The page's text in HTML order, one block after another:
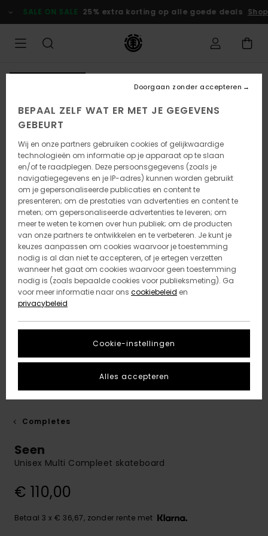
naar
Productinformatie
SALE ON SALE 25% extra korting op alle goede deals
Completes
Seen
Unisex Multi Compleet skateboard
€ 110,00
Betaal 3 x € 36,67, zonder rente met
BEPAAL ZELF WAT ER MET JE GEGEVENS
GEBEURT
Wij en onze partners gebruiken cookies of gelijkwaardige
technologieën om informatie op je apparaat op te slaan
en/of te raadplegen. Deze persoonsgegevens (zoals je
navigatiegegevens en je IP-adres) kunnen worden gebruikt
om je gepersonaliseerde publicaties en content te
presenteren; om de prestaties van advertenties en content te
meten; om gepersonaliseerde advertenties te leveren; om
meer te weten te komen over hun publiek; om de producten
van onze partners te ontwikkelen en te verbeteren. Je kunt je
keuzes aanpassen om cookies waarvoor je toestemming
nodig is al dan niet te accepteren, of je ertegen verzetten
wanneer het gaat om cookies waarvoor geen toestemming
nodig is (zoals bepaalde cookies voor publieksmeting). Ga
voor meer informatie naar ons cookiebeleid en
privacybeleid
Cookie-instellingen
Doorgaan zonder accepteren
Alles accepteren